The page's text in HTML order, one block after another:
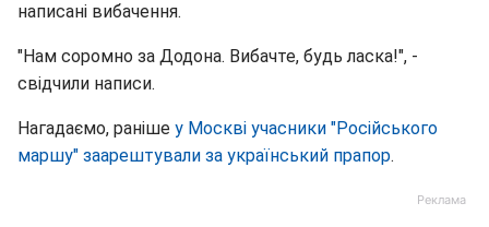
написані вибачення.
"Нам соромно за Додона. Вибачте, будь ласка!", -
свідчили написи.
Нагадаємо, раніше у Москві учасники "Російського
маршу" заарештували за український прапор.